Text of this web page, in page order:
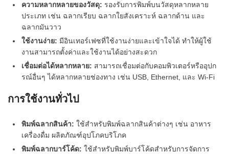
ความหลากหลายของวัสดุ: รองรับการพิมพ์บนวัสดุหลากหลาย
ประเภท เช่น ฉลากเรียบ ฉลากใยสังเคราะห์ ฉลากด้าน และ
ฉลากมันวาว
ใช้งานง่าย: มีอินเทอร์เฟซที่ใช้งานง่ายและเข้าใจได้ ทำให้ผู้ใช้
งานสามารถตั้งค่าและใช้งานได้อย่างสะดวก
เชื่อมต่อได้หลากหลาย: สามารถเชื่อมต่อกับคอมพิวเตอร์หรืออุปก
รณ์อื่นๆ ได้หลากหลายช่องทาง เช่น USB, Ethernet, และ Wi-Fi
การใช้งานทั่วไป
พิมพ์ฉลากสินค้า: ใช้สำหรับพิมพ์ฉลากสินค้าต่างๆ เช่น อาหาร
เครื่องดื่ม ผลิตภัณฑ์อุปโภคบริโภค
พิมพ์ฉลากบาร์โค้ด: ใช้สำหรับพิมพ์บาร์โค้ดสำหรับการจัดการ